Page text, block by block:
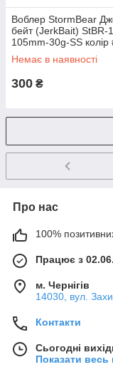
Воблер StormBear
бейт (JerkBait) StBR-
105mm-30g-SS колір
Немає в наявності
300 ₴
Про нас
100%
Працює з
м. Чернігів
14030, вул.
Контакти
Сьогодні
Показати весь